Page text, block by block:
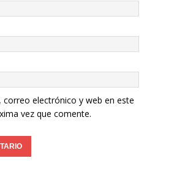
correo electrónico y web en este
vez que comente.